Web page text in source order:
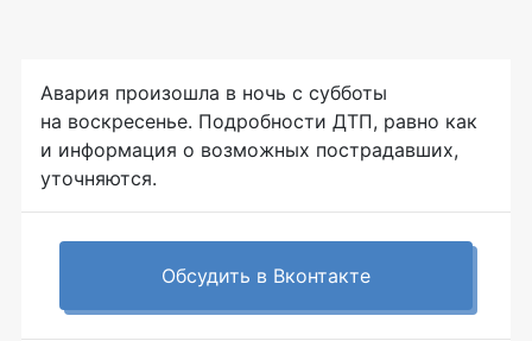
Авария произошла в ночь с субботы
на воскресенье. Подробности ДТП, равно как
и информация о возможных пострадавших,
уточняются.
Обсудить в Вконтакте